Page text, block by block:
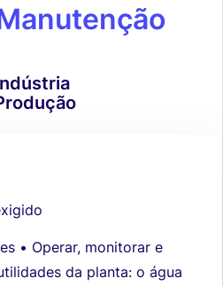
• Operar, monitorar e
da planta: o água